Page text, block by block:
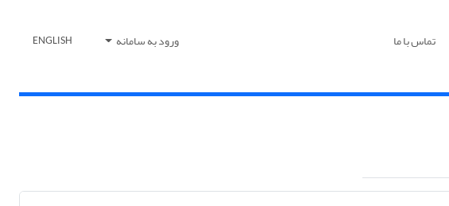
تماس با ما ورود به سامانه ENGLISH